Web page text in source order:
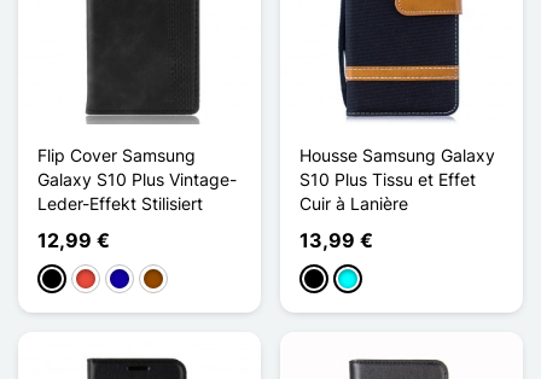
Flip Cover Samsung
Galaxy S10 Plus Vintage-
Leder-Effekt Stilisiert
12,99 €
Schwarz
Rot Dunkelblau
Braun
Housse Samsung Galaxy
S10 Plus Tissu et Effet
Cuir à Lanière
13,99 €
Schwarz
Cyan